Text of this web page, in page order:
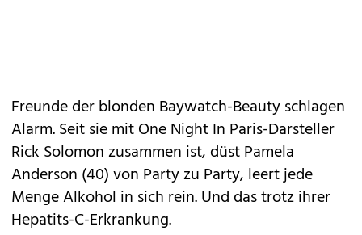
Freunde der blonden Baywatch-Beauty schlagen
Alarm. Seit sie mit One Night In Paris-Darsteller
Rick Solomon zusammen ist, düst Pamela
Anderson (40) von Party zu Party, leert jede
Menge Alkohol in sich rein. Und das trotz ihrer
Hepatits-C-Erkrankung.